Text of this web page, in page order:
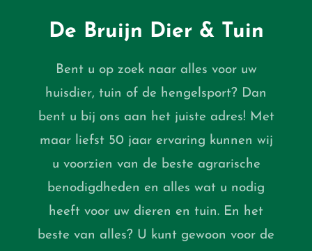
De Bruijn Dier & Tuin
Bent u op zoek naar alles voor uw
huisdier, tuin of de hengelsport? Dan
bent u bij ons aan het juiste adres! Met
maar liefst 50 jaar ervaring kunnen wij
u voorzien van de beste agrarische
benodigdheden en alles wat u nodig
heeft voor uw dieren en tuin. En het
beste van alles? U kunt gewoon voor de